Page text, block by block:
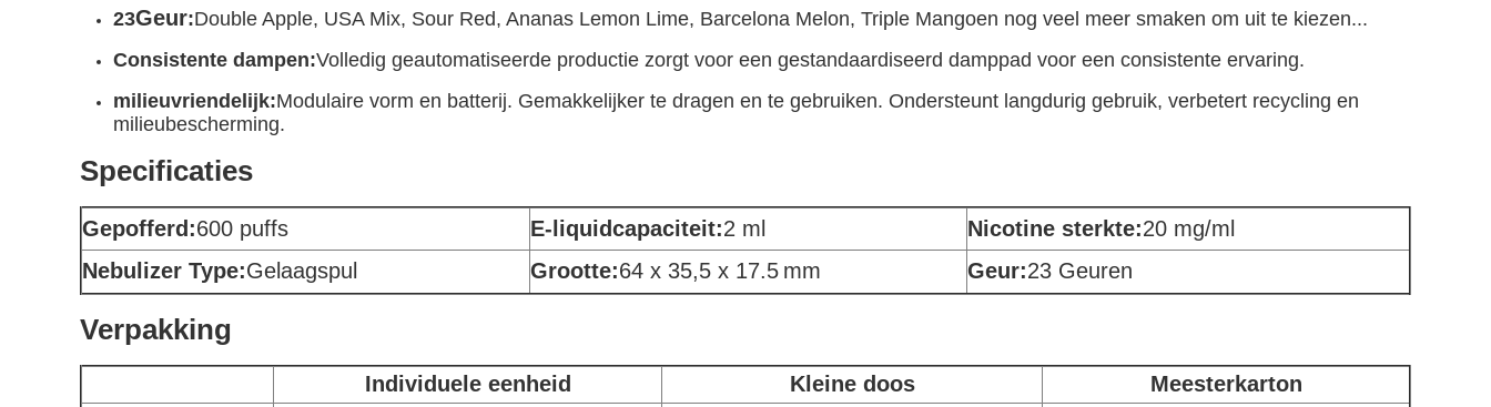
23Geur:Double Apple, USA Mix, Sour Red, Ananas Lemon Lime, Barcelona Melon, Triple Mangoen nog veel meer smaken om uit te kiezen...
Consistente dampen:Volledig geautomatiseerde productie zorgt voor een gestandaardiseerd damppad voor een consistente ervaring.
milieuvriendelijk:Modulaire vorm en batterij. Gemakkelijker te dragen en te gebruiken. Ondersteunt langdurig gebruik, verbetert recycling en
milieubescherming.
Specificaties
Gepofferd:600 puffs E-liquidcapaciteit:2 ml Nicotine sterkte:20 mg/ml
Nebulizer Type:Gelaagspul Grootte:64 x 35,5 x 17.5 mm Geur:23 Geuren
Verpakking
Individuele eenheid Kleine doos Meesterkarton